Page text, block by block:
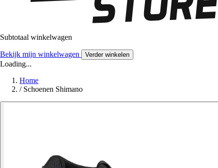
Subtotaal winkelwagen
Bekijk mijn winkelwagen Verder winkelen
Loading...
Home
/ Schoenen Shimano